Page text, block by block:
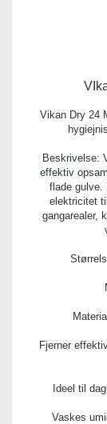
Vikan Dry 24
Beskrivelse:
effektiv
flade gulve.
elektricitet
gangarealer,
Fjerner
Ideel til
Vaskes